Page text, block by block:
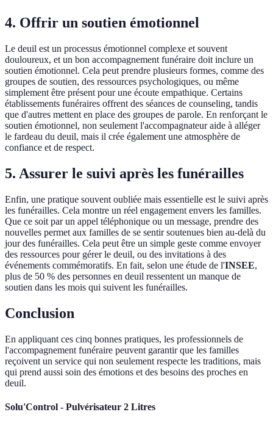
4. Offrir un soutien émotionnel
Le deuil est un processus émotionnel complexe et souvent
douloureux, et un bon accompagnement funéraire doit inclure un
soutien émotionnel. Cela peut prendre plusieurs formes, comme des
groupes de soutien, des ressources psychologiques, ou même
simplement être présent pour une écoute empathique. Certains
établissements funéraires offrent des séances de counseling, tandis
que d'autres mettent en place des groupes de parole. En renforçant le
soutien émotionnel, non seulement l'accompagnateur aide à alléger
le fardeau du deuil, mais il crée également une atmosphère de
confiance et de respect.
5. Assurer le suivi après les funérailles
Enfin, une pratique souvent oubliée mais essentielle est le suivi après
les funérailles. Cela montre un réel engagement envers les familles.
Que ce soit par un appel téléphonique ou un message, prendre des
nouvelles permet aux familles de se sentir soutenues bien au-delà du
jour des funérailles. Cela peut être un simple geste comme envoyer
des ressources pour gérer le deuil, ou des invitations à des
événements commémoratifs. En fait, selon une étude de l'INSEE,
plus de 50 % des personnes en deuil ressentent un manque de
soutien dans les mois qui suivent les funérailles.
Conclusion
En appliquant ces cinq bonnes pratiques, les professionnels de
l'accompagnement funéraire peuvent garantir que les familles
reçoivent un service qui non seulement respecte les traditions, mais
qui prend aussi soin des émotions et des besoins des proches en
deuil.
Solu'Control - Pulvérisateur 2 Litres